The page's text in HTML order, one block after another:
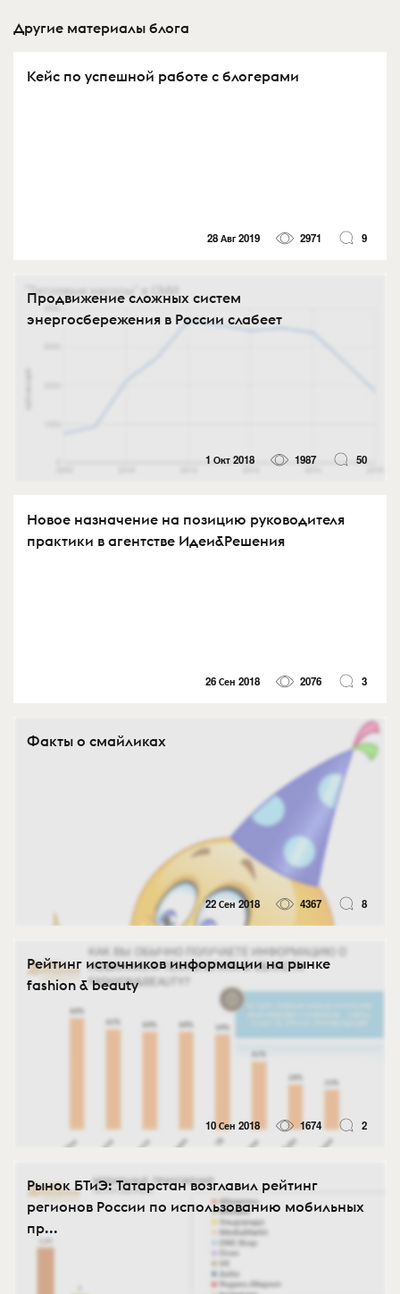
Другие материалы блога
Кейс по успешной работе с блогерами
28 Авг 2019 2971 9
Продвижение сложных систем
энергосбережения в России слабеет
1 Окт 2018 1987 50
Новое назначение на позицию руководителя
практики в агентстве Идеи&Решения
26 Сен 2018 2076 3
Факты о смайликах
22 Сен 2018 4367 8
Рейтинг источников информации на рынке
fashion & beauty
10 Сен 2018 1674 2
Рынок БТиЭ: Татарстан возглавил рейтинг
регионов России по использованию мобильных
пр...